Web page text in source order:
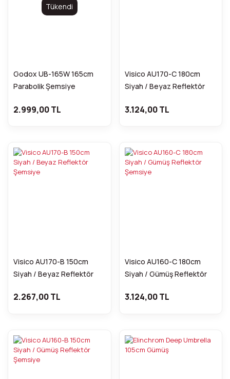
Tükendi
Godox UB-165W 165cm
Parabolik Şemsiye
2.999,00 TL
Visico AU170-C 180cm
Siyah / Beyaz Reflektör
3.124,00 TL
Visico AU170-B 150cm
Siyah / Beyaz Reflektör
2.267,00 TL
Visico AU160-C 180cm
Siyah / Gümüş Reflektör
3.124,00 TL